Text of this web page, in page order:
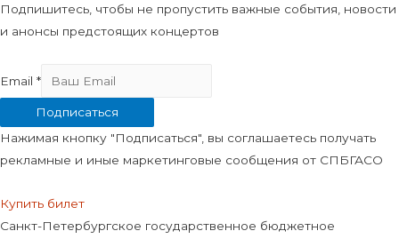
Подпишитесь, чтобы не пропустить важные события, новости
и анонсы предстоящих концертов
Email *
Подписаться
Нажимая кнопку "Подписаться", вы соглашаетесь получать
рекламные и иные маркетинговые сообщения от СПБГАСО
Купить билет
Санкт-Петербургское государственное бюджетное